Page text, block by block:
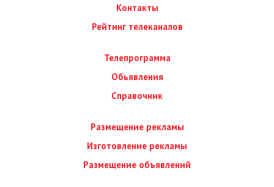
Контакты
Рейтинг телеканалов
Телепрограмма
Обьявления
Справочник
Размещение рекламы
Изготовление рекламы
Размещение объявлений